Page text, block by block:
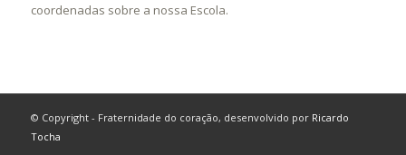
coordenadas sobre a nossa Escola.
© Copyright - Fraternidade do coração, desenvolvido por Ricardo
Tocha